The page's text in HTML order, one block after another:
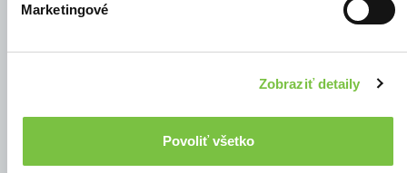
Marketingové
Zobraziť detaily
Povoliť všetko